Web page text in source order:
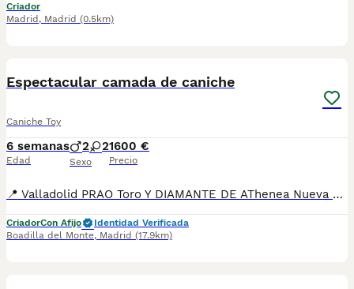
Criador
Madrid , Madrid (0.5km)
Espectacular camada de caniche
Caniche Toy
6 semanas
Edad
2 2
Sexo
1600 €
Precio
📍 Valladolid PRAO Toro Y DIAMANTE DE AThenea Nueva camada disponible de caniches Machos y hembras disponibles Criados en ambiente familiar y socializados desde el primer momento , cuentan con una morfología estupenda, y una gran caracter Se entregan con Dos meses Dos vacunas Cartilla de vacunación Desparasitaciones Revisión veterinaria Garantias por escrito Posibilidad de chip y pasaporte Posibilidad de transporte No te quedes sin una de estas maravillas Información ☎️ reservas 34 635 87 39 14
CriadorCon Afijo
Identidad Verificada
Boadilla del Monte, Madrid (17.9km)